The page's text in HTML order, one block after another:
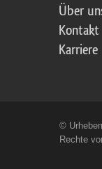
Über
Kontakt
Karriere
©
Rechte